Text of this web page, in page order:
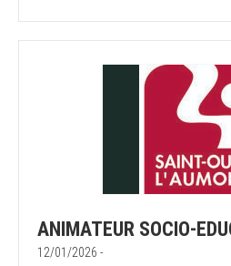
ANIMATEUR SOCIO-
12/01/2026 -